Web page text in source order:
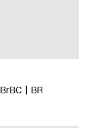
BrBC BR